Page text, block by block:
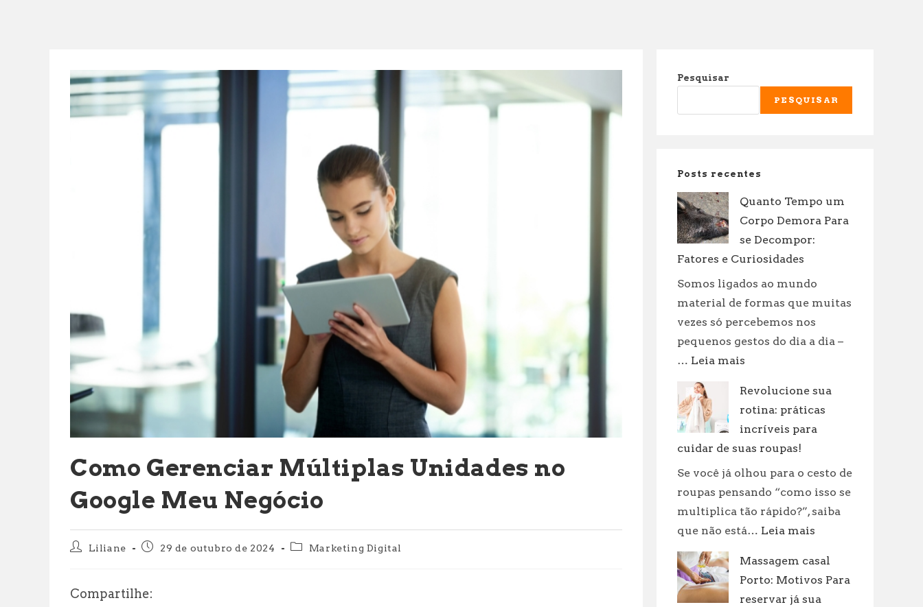
Como Gerenciar Múltiplas Unidades no
Google Meu Negócio
AutorLiliane
Post29 de outubro de 2024
Categoria
Marketing Digital
Compartilhe:
Pesquisar
PESQUISAR
Posts recentes
Quanto Tempo um
Corpo Demora Para
se Decompor:
Fatores e Curiosidades
Somos ligados ao mundo
material de formas que muitas
vezes só percebemos nos
pequenos gestos do dia a dia –
… Leia mais
Tempo
um
Corpo
Demora
se
Decompor:
Fatores
e
Revolucione sua
rotina: práticas
incríveis para
cuidar de suas roupas!
Se você já olhou para o cesto de
roupas pensando “como isso se
multiplica tão rápido?”, saiba
que não está… Leia mais
sua
rotina:
práticas
Massagem casal
Porto: Motivos Para
reservar já sua